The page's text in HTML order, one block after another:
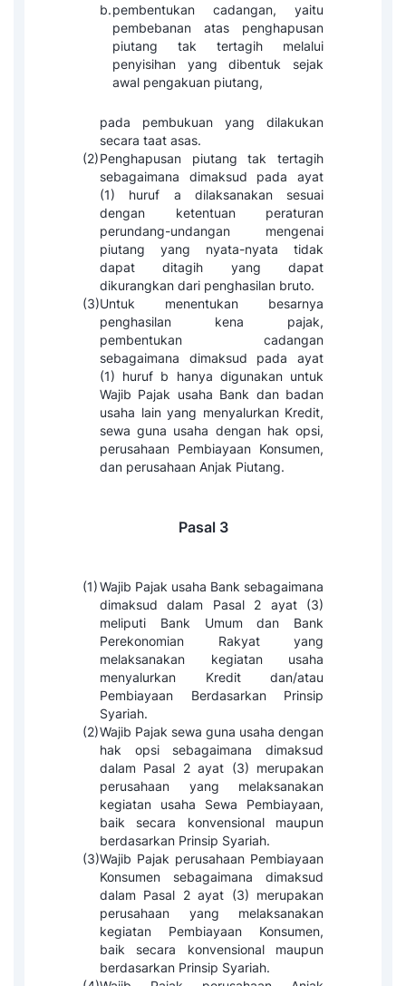
b.pembentukan cadangan, yaitu
pembebanan atas penghapusan
piutang tak tertagih melalui
penyisihan yang dibentuk sejak
awal pengakuan piutang,
pada pembukuan yang dilakukan
secara taat asas.
(2)Penghapusan piutang tak tertagih
sebagaimana dimaksud pada ayat
(1) huruf a dilaksanakan sesuai
dengan ketentuan peraturan
perundang-undangan mengenai
piutang yang nyata-nyata tidak
dapat ditagih yang dapat
dikurangkan dari penghasilan bruto.
(3)Untuk menentukan besarnya
penghasilan kena pajak,
pembentukan cadangan
sebagaimana dimaksud pada ayat
(1) huruf b hanya digunakan untuk
Wajib Pajak usaha Bank dan badan
usaha lain yang menyalurkan Kredit,
sewa guna usaha dengan hak opsi,
perusahaan Pembiayaan Konsumen,
dan perusahaan Anjak Piutang.
Pasal 3
(1)Wajib Pajak usaha Bank sebagaimana
dimaksud dalam Pasal 2 ayat (3)
meliputi Bank Umum dan Bank
Perekonomian Rakyat yang
melaksanakan kegiatan usaha
menyalurkan Kredit dan/atau
Pembiayaan Berdasarkan Prinsip
Syariah.
(2)Wajib Pajak sewa guna usaha dengan
hak opsi sebagaimana dimaksud
dalam Pasal 2 ayat (3) merupakan
perusahaan yang melaksanakan
kegiatan usaha Sewa Pembiayaan,
baik secara konvensional maupun
berdasarkan Prinsip Syariah.
(3)Wajib Pajak perusahaan Pembiayaan
Konsumen sebagaimana dimaksud
dalam Pasal 2 ayat (3) merupakan
perusahaan yang melaksanakan
kegiatan Pembiayaan Konsumen,
baik secara konvensional maupun
berdasarkan Prinsip Syariah.